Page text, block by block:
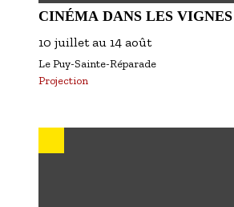
CINÉMA DANS LES VIGNES
10 juillet au 14 août
Le Puy-Sainte-Réparade
Projection